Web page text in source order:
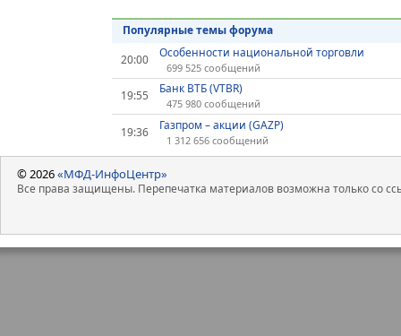
Популярные темы форума
20:00
Особенности национальной торговли
699 525 сообщений
19:55 Банк ВТБ (VTBR)
475 980 сообщений
19:36 Газпром – акции (GAZP)
1 312 656 сообщений
© 2026«МФД-ИнфоЦентр»
Все права защищены. Перепечатка материалов возможна только со